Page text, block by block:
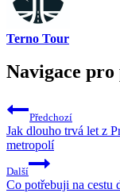
Terno Tour
Navigace
Předchozí
Jak dlouho trvá let z
metropolí
Další
Co potřebuji na cestu